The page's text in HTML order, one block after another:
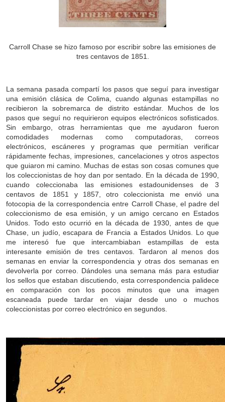
Carroll Chase se hizo famoso por escribir sobre las emisiones de
tres centavos de 1851.
La semana pasada compartí los pasos que seguí para investigar
una emisión clásica de Colima, cuando algunas estampillas no
recibieron la sobremarca de distrito estándar. Muchos de los
pasos que seguí no requirieron equipos electrónicos sofisticados.
Sin embargo, otras herramientas que me ayudaron fueron
comodidades modernas como computadoras, correos
electrónicos, escáneres y programas que permitían verificar
rápidamente fechas, impresiones, cancelaciones y otros aspectos
que guiaron mi camino. Muchas de estas son cosas comunes que
los coleccionistas de hoy dan por sentado. En la década de 1990,
cuando coleccionaba las emisiones estadounidenses de 3
centavos de 1851 y 1857, otro coleccionista me envió una
fotocopia de la correspondencia entre Carroll Chase, el padre del
coleccionismo de esa emisión, y un amigo cercano en Estados
Unidos. Todo esto ocurrió en la década de 1930, antes de que
Chase, un judío, escapara de Francia a Estados Unidos. Lo que
me interesó fue que intercambiaban estampillas de esta
interesante emisión de tres centavos. Tardaron al menos dos
semanas en enviar la correspondencia y otras dos semanas en
devolverla por correo. Dándoles una semana más para estudiar
los sellos que estaban discutiendo, esta correspondencia palidece
en comparación con los pocos minutos que una imagen
escaneada puede tardar en viajar desde uno o muchos
coleccionistas por correo electrónico en segundos.